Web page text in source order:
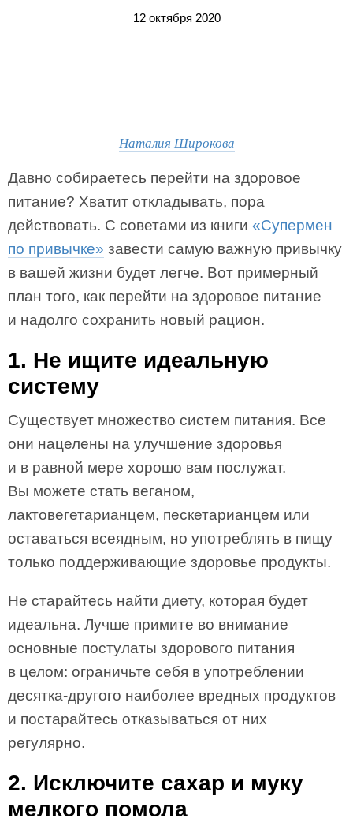
12 октября 2020
Наталия Широкова
Давно собираетесь перейти на здоровое
питание? Хватит откладывать, пора
действовать. С советами из книги «Супермен
по привычке» завести самую важную привычку
в вашей жизни будет легче. Вот примерный
план того, как перейти на здоровое питание
и надолго сохранить новый рацион.
1. Не ищите идеальную
систему
Существует множество систем питания. Все
они нацелены на улучшение здоровья
и в равной мере хорошо вам послужат.
Вы можете стать веганом,
лактовегетарианцем, пескетарианцем или
оставаться всеядным, но употреблять в пищу
только поддерживающие здоровье продукты.
Не старайтесь найти диету, которая будет
идеальна. Лучше примите во внимание
основные постулаты здорового питания
в целом: ограничьте себя в употреблении
десятка-другого наиболее вредных продуктов
и постарайтесь отказываться от них
регулярно.
2. Исключите сахар и муку
мелкого помола